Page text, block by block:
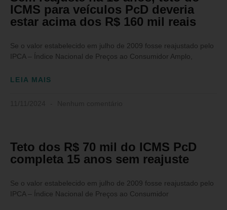
ICMS para veículos PcD deveria
estar acima dos R$ 160 mil reais
Se o valor estabelecido em julho de 2009 fosse reajustado pelo
IPCA – Índice Nacional de Preços ao Consumidor Amplo,
LEIA MAIS
Teto dos R$ 70 mil do ICMS PcD
completa 15 anos sem reajuste
Se o valor estabelecido em julho de 2009 fosse reajustado pelo
IPCA – Índice Nacional de Preços ao Consumidor